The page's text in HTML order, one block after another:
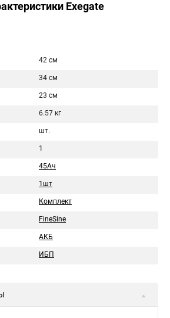
Exegate
42 см
34 см
23 см
6.57 кг
шт.
1
45Aч
1шт
Комплект
FineSine
АКБ
ИБП